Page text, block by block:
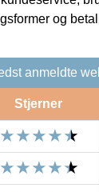
og
anmeldte
Stjerner